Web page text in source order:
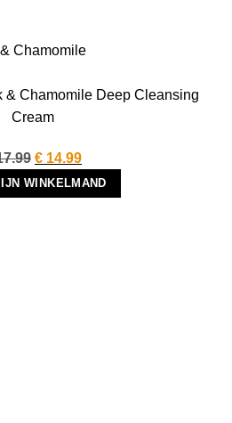
& Chamomile Deep Cleansing
Cream
Oorspronkelijke
prijs
was:
€ 14.99Huidige
prijs
is:
WINKELMAND